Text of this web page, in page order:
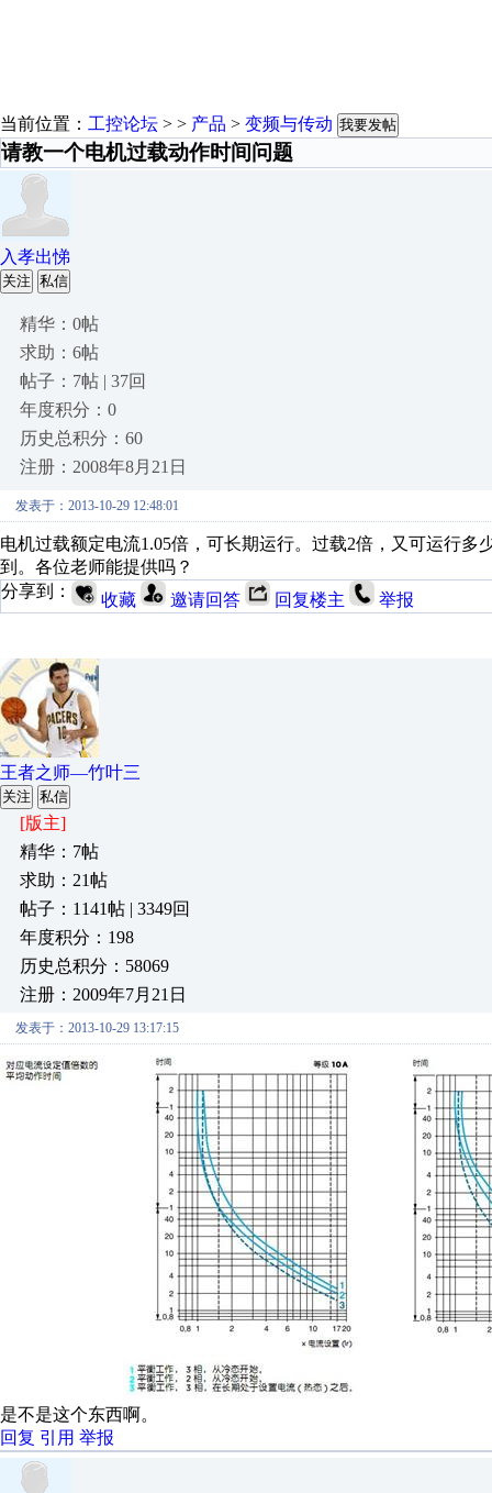
当前位置： 工控论坛 > > 产品 > 变频与传动 我要发帖
请教一个电机过载动作时间问题
入孝出悌
关注 私信
精华：0帖
求助：6帖
帖子：7帖 | 37回
年度积分：0
历史总积分：60
注册：2008年8月21日
发表于：2013-10-29 12:48:01
电机过载额定电流1.05倍，可长期运行。过载2倍，又可运行
到。各位老师能提供吗？
分享到：
收藏 邀请回答 回复楼主 举报
王者之师—竹叶三
关注 私信
[版主]
精华：7帖
求助：21帖
帖子：1141帖 | 3349回
年度积分：198
历史总积分：58069
注册：2009年7月21日
发表于：2013-10-29 13:17:15
是不是这个东西啊。
回复 引用 举报